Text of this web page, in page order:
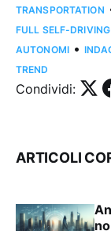
TRANSPORTATION
FULL SELF-DRIVING
AUTONOMI •
TREND
Condividi:
ARTICOLI